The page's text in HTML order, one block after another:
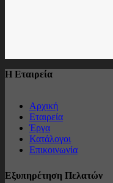
Η Εταιρεία
Αρχική
Εταιρεία
Έργα
Κατάλογοι
Επικοινωνία
Εξυπηρέτηση Πελατών